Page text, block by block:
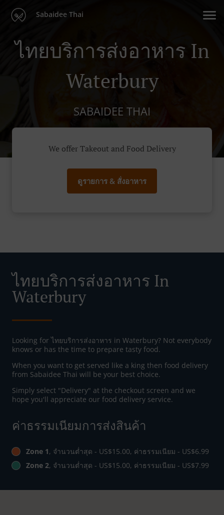
Sabaidee Thai
ไทยบริการส่งอาหาร In
Waterbury
SABAIDEE THAI
We offer Takeout and Food Delivery
ดูรายการ & สั่งอาหาร
ไทยบริการส่งอาหาร In
Waterbury
Looking for ไทยบริการส่งอาหาร in Waterbury? Not everybody
knows or has the time to prepare tasty food.
When you want to get served like a king then food delivery
from Sabaidee Thai will be your best choice.
Simply select "Delivery" at the checkout screen and we
hope you'll appreciate our food delivery service.
ค่าธรรมเนียมการส่งสินค้า
Zone 1, จำนวนต่ำสุด - US$15.00, ค่าธรรมเนียม - US$6.99
Zone 2, จำนวนต่ำสุด - US$15.00, ค่าธรรมเนียม - US$7.99